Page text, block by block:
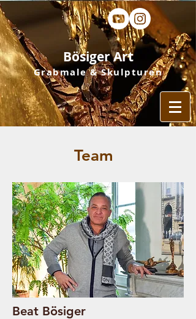
Bösiger Art
Grabmale & Skulpturen
Team
Beat Bösiger